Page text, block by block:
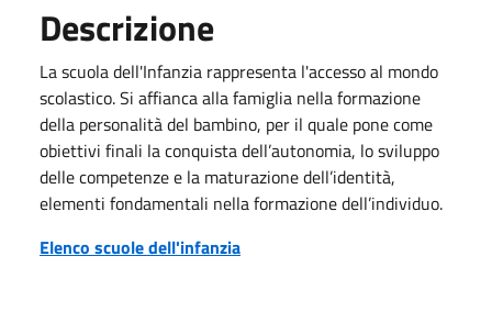
Descrizione
La scuola dell'Infanzia rappresenta l'accesso al mondo
scolastico. Si affianca alla famiglia nella formazione
della personalità del bambino, per il quale pone come
obiettivi finali la conquista dell’autonomia, lo sviluppo
delle competenze e la maturazione dell’identità,
elementi fondamentali nella formazione dell’individuo.
Elenco scuole dell'infanzia